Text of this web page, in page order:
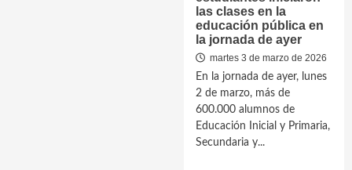
las clases en la
educación pública en
la jornada de ayer
martes 3 de marzo de 2026
En la jornada de ayer, lunes
2 de marzo, más de
600.000 alumnos de
Educación Inicial y Primaria,
Secundaria y...